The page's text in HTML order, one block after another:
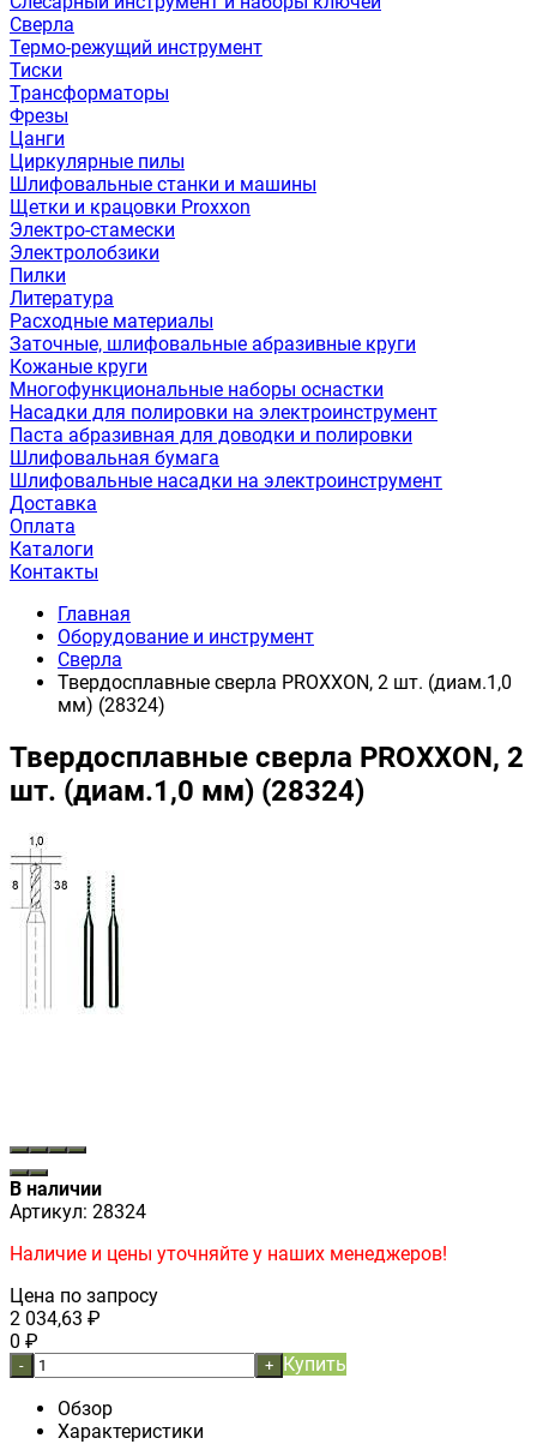
Сверла
Термо-режущий инструмент
Тиски
Трансформаторы
Фрезы
Цанги
Циркулярные пилы
Шлифовальные станки и машины
Щетки и крацовки Proxxon
Электро-стамески
Электролобзики
Пилки
Литература
Расходные материалы
Заточные, шлифовальные абразивные круги
Кожаные круги
Многофункциональные наборы оснастки
Насадки для полировки на электроинструмент
Паста абразивная для доводки и полировки
Шлифовальная бумага
Шлифовальные насадки на электроинструмент
Доставка
Оплата
Каталоги
Контакты
Главная
Оборудование и инструмент
Сверла
Твердосплавные сверла PROXXON, 2 шт. (диам.1,0
мм) (28324)
Твердосплавные сверла PROXXON, 2
шт. (диам.1,0 мм) (28324)
В наличии
Артикул: 28324
Наличие и цены уточняйте у наших менеджеров!
Цена по запросу
2 034,63 ₽
0 ₽
- + Купить
Обзор
Характеристики